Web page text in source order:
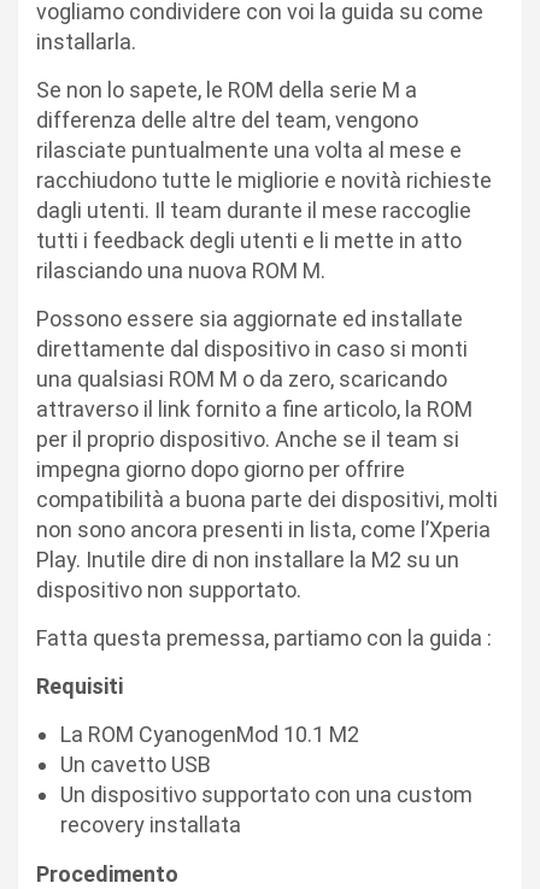
vogliamo condividere con voi la guida su come
installarla.
Se non lo sapete, le ROM della serie M a
differenza delle altre del team, vengono
rilasciate puntualmente una volta al mese e
racchiudono tutte le migliorie e novità richieste
dagli utenti. Il team durante il mese raccoglie
tutti i feedback degli utenti e li mette in atto
rilasciando una nuova ROM M.
Possono essere sia aggiornate ed installate
direttamente dal dispositivo in caso si monti
una qualsiasi ROM M o da zero, scaricando
attraverso il link fornito a fine articolo, la ROM
per il proprio dispositivo. Anche se il team si
impegna giorno dopo giorno per offrire
compatibilità a buona parte dei dispositivi, molti
non sono ancora presenti in lista, come l’Xperia
Play. Inutile dire di non installare la M2 su un
dispositivo non supportato.
Fatta questa premessa, partiamo con la guida :
Requisiti
La ROM CyanogenMod 10.1 M2
Un cavetto USB
Un dispositivo supportato con una custom
recovery installata
Procedimento